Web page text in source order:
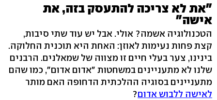
"את לא צריכה להתעסק בזה, את
אישה"
הטכנולוגיה אשמה? אולי. אבל יש עוד שתי סיבות,
קצת פחות נעימות לאוזן: האחת היא תוכנית החלוקה.
בינינו, צער בעלי חיים זו מצווה של שמאלנים. הרבנים
שלנו לא מתעניינים במשחטות "אדום אדום", כמו שהם
מתעניינים בסוגיה ההלכתית הדחופה האם מותר
לאישה ללבוש אדום?